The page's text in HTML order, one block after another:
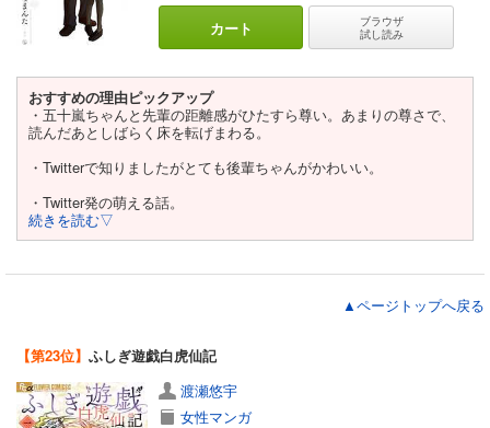
カート
ブラウザ
試し読み
おすすめの理由ピックアップ
・五十嵐ちゃんと先輩の距離感がひたすら尊い。あまりの尊さで、
読んだあとしばらく床を転げまわる。
・Twitterで知りましたがとても後輩ちゃんがかわいい。
・Twitter発の萌える話。
続きを読む▽
▲ページトップへ戻る
【第23位】 ふしぎ遊戯白虎仙記
渡瀬悠宇
女性マンガ